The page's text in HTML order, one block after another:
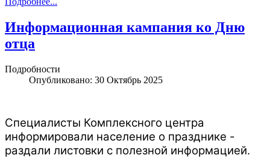
Информационная кампания ко Дню
отца
Подробности
Опубликовано: 30 Октябрь 2025
Специалисты Комплексного центра
информировали население о празднике -
раздали листовки с полезной информацией.